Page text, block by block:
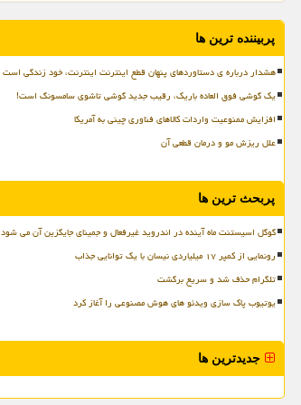
پربیننده ترین ها
هشدار درباره ی دستاوردهای پنهان قطع اینترنت اینترنت، خود زندگی
یک گوشی فوق العاده باریک، رقیب جدید گوشی تاشوی سامسونگ است!
افزایش ممنوعیت واردات کالاهای فناوری چینی به آمریکا
علل ریزش مو و درمان قطعی آن
پربحث ترین ها
گوگل اسیستنت ماه آینده در اندروید غیرفعال و جمینای جایگزین آن می شود
رونمایی از کمپر ۱۷ میلیاردی نیسان با یک توانایی جذاب
تلگرام حذف شد و سریع برگشت
یوتیوب پاک سازی ویدئو های هوش مصنوعی را آغاز کرد
جدیدترین ها